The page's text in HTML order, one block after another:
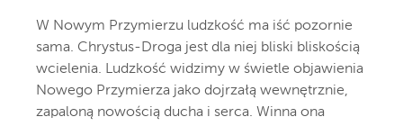
W Nowym Przymierzu ludzkość ma iść pozornie
sama. Chrystus-Droga jest dla niej bliski bliskością
wcielenia. Ludzkość widzimy w świetle objawienia
Nowego Przymierza jako dojrzałą wewnętrznie,
zapaloną nowością ducha i serca. Winna ona